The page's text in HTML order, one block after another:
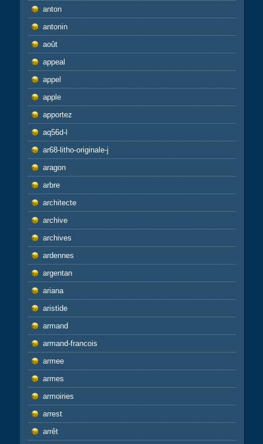
anton
antonin
août
appeal
appel
apple
apportez
aq56d-l
ar68-litho-originale-j
aragon
arbre
architecte
archive
archives
ardennes
argentan
ariana
aristide
armand
armand-francois
armee
armes
armoiries
arrest
arrêt